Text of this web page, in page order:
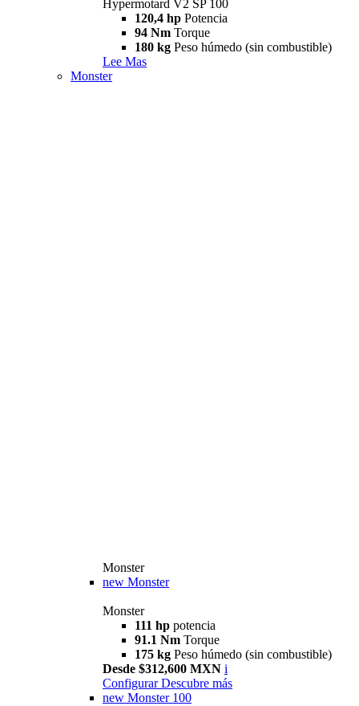
Hypermotard V2 SP 100
120,4 hp Potencia
94 Nm Torque
180 kg Peso húmedo (sin combustible)
Lee Mas
Monster
Monster
new Monster
Monster
111 hp potencia
91.1 Nm Torque
175 kg Peso húmedo (sin combustible)
Desde $312,600 MXN i
Configurar Descubre más
new Monster 100